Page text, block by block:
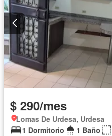
$ 290/mes
Lomas De Urdesa, Urdesa
1 Dormitorio
1 Baño